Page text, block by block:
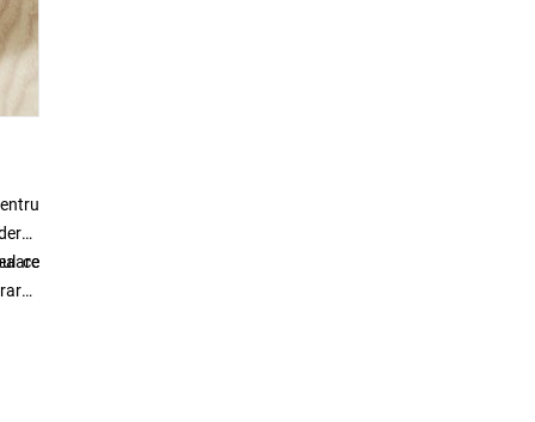
ce